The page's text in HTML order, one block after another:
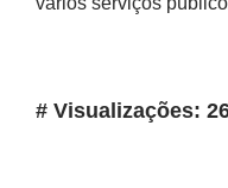
# Visualizações: